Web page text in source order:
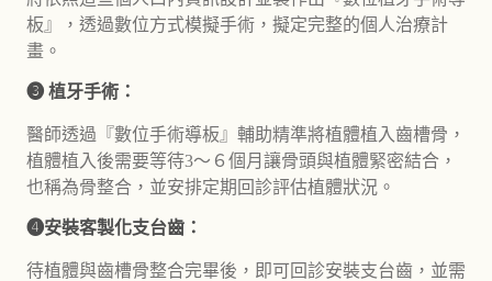
板』，透過數位方式模擬手術，擬定完整的個人治療計
畫。
❸ 植牙手術：
醫師透過『數位手術導板』輔助精準將植體植入齒槽骨，
植體植入後需要等待3～６個月讓骨頭與植體緊密結合，
也稱為骨整合，並安排定期回診評估植體狀況。
❹安裝客製化支台齒：
待植體與齒槽骨整合完畢後，即可回診安裝支台齒，並需